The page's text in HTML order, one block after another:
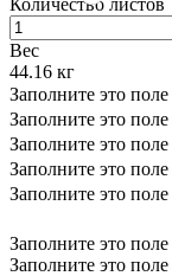
Вес
44.16 кг
Заполните это поле
Заполните это поле
Заполните это поле
Заполните это поле
Заполните это поле
Заполните это поле
Заполните это поле